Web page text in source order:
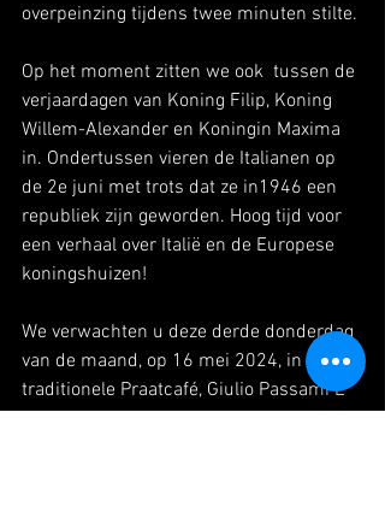
overpeinzing tijdens twee minuten stilte.
Op het moment zitten we ook  tussen de
verjaardagen van Koning Filip, Koning
Willem-Alexander en Koningin Maxima
in. Ondertussen vieren de Italianen op
de 2e juni met trots dat ze in1946 een
republiek zijn geworden. Hoog tijd voor
een verhaal over Italië en de Europese
koningshuizen!
We verwachten u deze derde donderdag
van de maand, op 16 mei 2024, in het
traditionele Praatcafé, Giulio Passami L